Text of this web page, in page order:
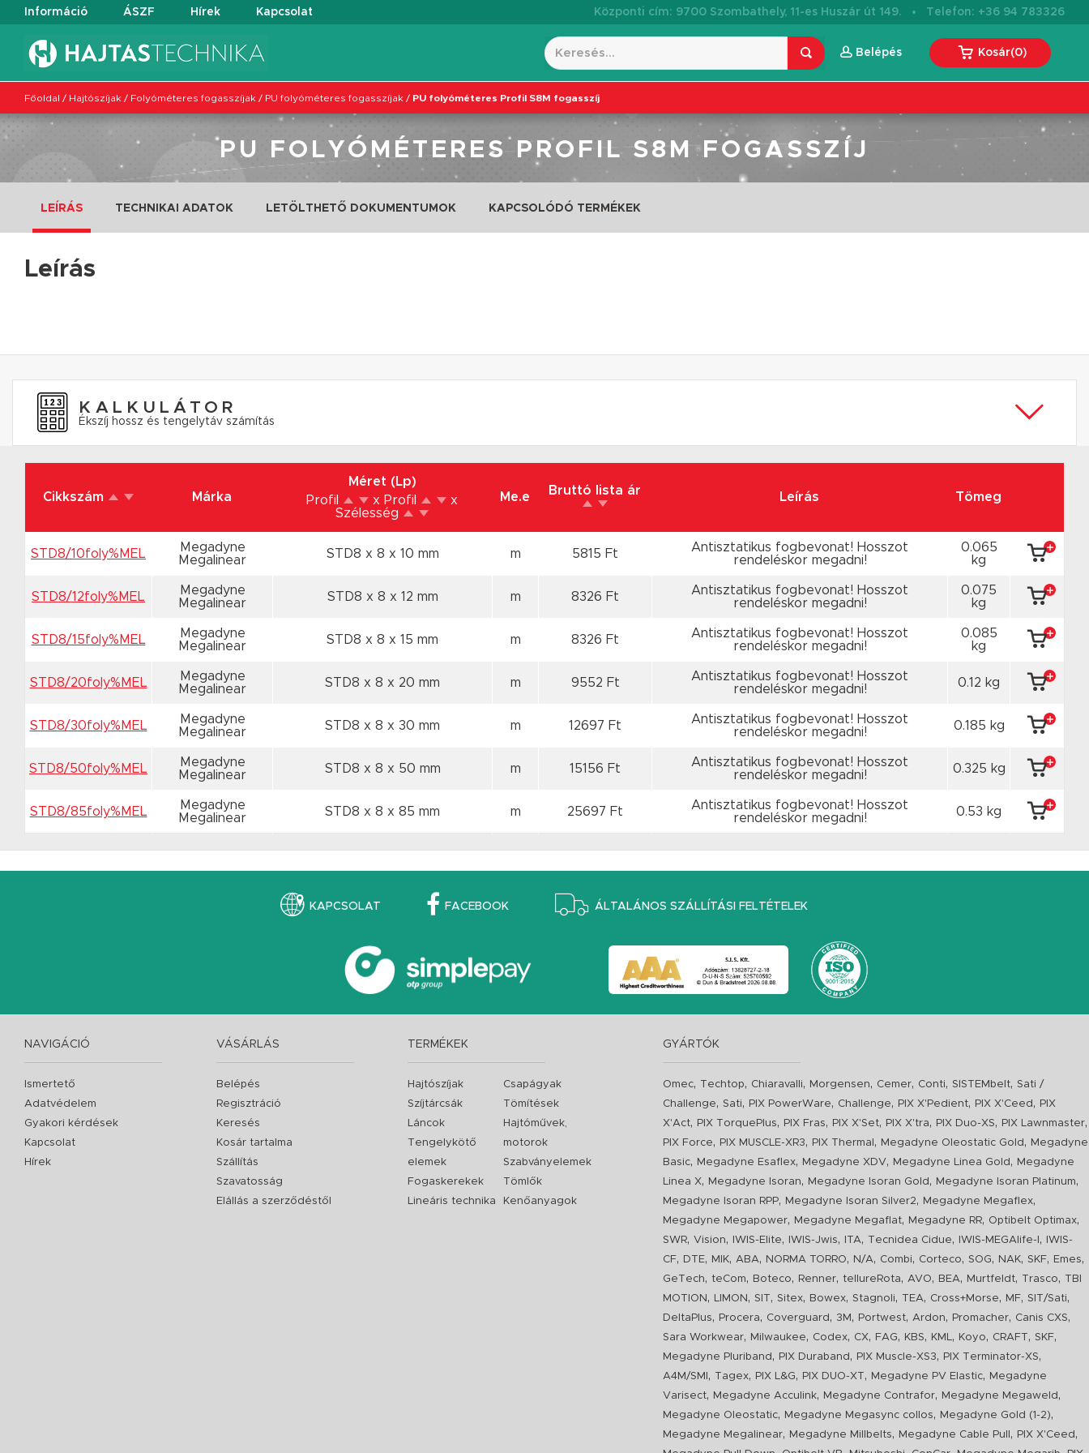
Információ ÁSZF Hírek Kapcsolat Központi cím: 9700 Szombathely, 11-es Huszár út 149. · Telefon: +36 94 783326
Belépés Kosár(0)
Főoldal / Hajtószíjak / Folyóméteres fogasszíjak / PU folyóméteres fogasszíjak / PU folyóméteres Profil S8M fogasszíj
PU FOLYÓMÉTERES PROFIL S8M FOGASSZÍJ
LEÍRÁS TECHNIKAI ADATOK LETÖLTHETŐ DOKUMENTUMOK KAPCSOLÓDÓ TERMÉKEK
Leírás
KALKULÁTOR
Ékszíj hossz és tengelytáv számítás
Cikkszám Márka
Méret (Lp)
Profil
x Profil
x
Szélesség
Me.e Bruttó lista ár Leírás Tömeg
STD8/10foly%MEL
Megadyne
Megalinear
STD8 x 8 x 10 mm m 5815 Ft
Antisztatikus fogbevonat! Hosszot
rendeléskor megadni!
0.065
kg
STD8/12foly%MEL
Megadyne
Megalinear
STD8 x 8 x 12 mm m 8326 Ft
Antisztatikus fogbevonat! Hosszot
rendeléskor megadni!
0.075
kg
STD8/15foly%MEL
Megadyne
Megalinear
STD8 x 8 x 15 mm m 8326 Ft
Antisztatikus fogbevonat! Hosszot
rendeléskor megadni!
0.085
kg
STD8/20foly%MEL
Megadyne
Megalinear
STD8 x 8 x 20 mm m 9552 Ft
Antisztatikus fogbevonat! Hosszot
rendeléskor megadni!
0.12 kg
STD8/30foly%MEL
Megadyne
Megalinear
STD8 x 8 x 30 mm m 12697 Ft
Antisztatikus fogbevonat! Hosszot
rendeléskor megadni!
0.185 kg
STD8/50foly%MEL
Megadyne
Megalinear
STD8 x 8 x 50 mm m 15156 Ft
Antisztatikus fogbevonat! Hosszot
rendeléskor megadni!
0.325 kg
STD8/85foly%MEL
Megadyne
Megalinear
STD8 x 8 x 85 mm m 25697 Ft
Antisztatikus fogbevonat! Hosszot
rendeléskor megadni!
0.53 kg
KAPCSOLAT FACEBOOK ÁLTALÁNOS SZÁLLÍTÁSI FELTÉTELEK
NAVIGÁCIÓ
Ismertető
Adatvédelem
Gyakori kérdések
Kapcsolat
Hírek
VÁSÁRLÁS
Belépés
Regisztráció
Keresés
Kosár tartalma
Szállítás
Szavatosság
Elállás a szerződéstől
TERMÉKEK
Hajtószíjak
Szíjtárcsák
Láncok
Tengelykötő
elemek
Fogaskerekek
Lineáris technika
Csapágyak
Tömítések
Hajtóművek,
motorok
Szabványelemek
Tömlők
Kenőanyagok
GYÁRTÓK
Omec, Techtop, Chiaravalli, Morgensen, Cemer, Conti,SISTEMbelt,Sati /
Challenge,Sati, PIX PowerWare, Challenge, PIX X'Pedient, PIX X'Ceed ,
PIX
X'Act, PIX TorquePlus, PIX Fras, PIX X'Set, PIX X'tra, PIX Duo-XS, PIX Lawnmaster,
PIX Force, PIX MUSCLE-XR3, PIX Thermal , Megadyne Oleostatic Gold ,
Megadyne
Basic, Megadyne Esaflex, Megadyne XDV, Megadyne Linea Gold ,
Megadyne
Linea X, Megadyne Isoran, Megadyne Isoran Gold , Megadyne Isoran Platinum,
Megadyne Isoran RPP, Megadyne Isoran Silver2, Megadyne Megaflex,
Megadyne Megapower, Megadyne Megaflat, Megadyne RR, Optibelt Optimax,
SWR,Vision, IWIS-Elite, IWIS-Jwis, ITA, Tecnidea Cidue, IWIS-MEGAlife-I ,
IWIS-
CF, DTE, MIK, ABA, NORMA TORRO, N/A, Combi, Corteco,SOG, NAK,SKF, Emes,
GeTech, teCom, Boteco, Renner, tellureRota, AVO, BEA, Murtfeldt, Trasco, TBI
MOTION , LIMON ,SIT,Sitex, Bowex,Stagnoli, TEA, Cross+Morse, MF,SIT/Sati,
DeltaPlus, Procera, Coverguard , 3M , Portwest, Ardon, Promacher, Canis CXS,
Sara Workwear, Milwaukee, Codex, CX, FAG, KBS, KML, Koyo, CRAFT,SKF,
Megadyne Pluriband , PIX Duraband , PIX Muscle-XS3, PIX Terminator-XS,
A4M/SMI , Tagex, PIX L&G, PIX DUO-XT, Megadyne PV Elastic,
Megadyne
Varisect, Megadyne Acculink, Megadyne Contrafor, Megadyne Megaweld ,
Megadyne Oleostatic, Megadyne Megasync collos, Megadyne Gold (1-2),
Megadyne Megalinear, Megadyne Millbelts, Megadyne Cable Pull , PIX X'Ceed ,